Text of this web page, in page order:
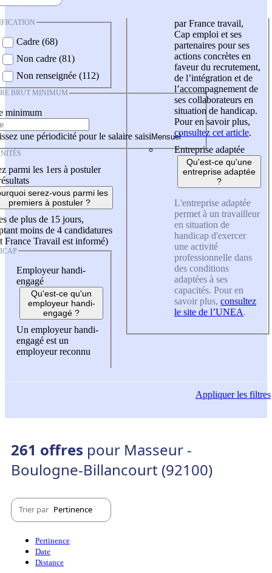
Cadre (68)
Non cadre (81)
Non renseignée (112)
BRUT MINIMUM
minimum
une périodicité pour le salaire saisi
parmi les 1ers à postuler
serez-vous parmi les
premiers à postuler ?
de plus de 15 jours,
moins de 4 candidatures
France Travail est informé)
Employeur handi-
engagé
Qu'est-ce qu'un
employeur handi-
engagé ?
Un employeur handi-
engagé est un
employeur reconnu
par France travail,
Cap emploi et ses
partenaires pour ses
actions concrètes en
faveur du recrutement,
de l’intégration et de
l’accompagnement de
ses collaborateurs en
situation de handicap.
Pour en savoir plus,
consultez cet article.
Entreprise adaptée
Qu'est-ce qu'une
entreprise adaptée
?
L'entreprise adaptée
permet à un travailleur
en situation de
handicap d'exercer
une activité
professionnelle dans
des conditions
adaptées à ses
capacités. Pour en
savoir plus, consultez
le site de l’UNEA.
Appliquerles filtres
261 offres pour Masseur -
Boulogne-Billancourt (92100)
Trier par Pertinence
Pertinence
Date
Distance